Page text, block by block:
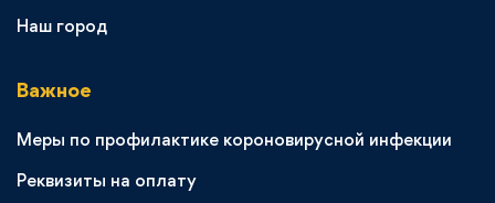
Наш город
Важное
Меры по профилактике короновирусной инфекции
Реквизиты на оплату